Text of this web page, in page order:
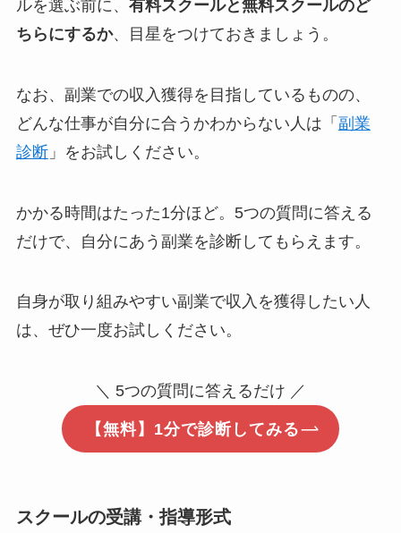
ルを選ぶ前に、 有料スクールと無料スクールのど
ちらにするか、目星をつけておきましょう。
なお、副業での収入獲得を目指しているものの、
どんな仕事が自分に合うかわからない人は「 副業
診断」をお試しください。
かかる時間はたった1分ほど。5つの質問に答える
だけで、自分にあう副業を診断してもらえます。
自身が取り組みやすい副業で収入を獲得したい人
は、ぜひ一度お試しください。
＼ 5つの質問に答えるだけ ／
【無料】1分で診断してみる
スクールの受講・指導形式